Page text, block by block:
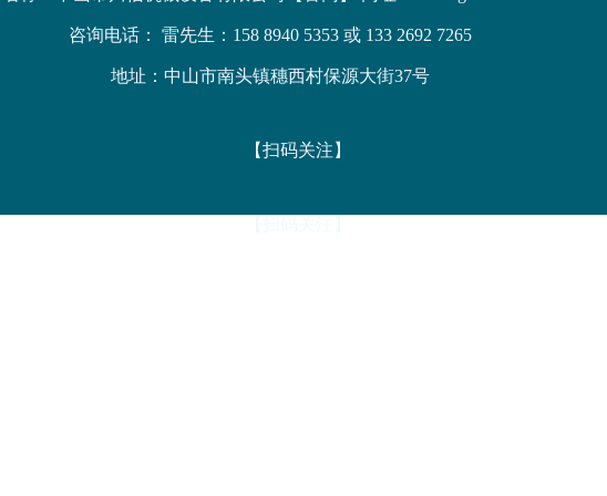
咨询电话： 雷先生：158 8940 5353 或 133 2692 7265
地址：中山市南头镇穗西村保源大街37号
【扫码关注】